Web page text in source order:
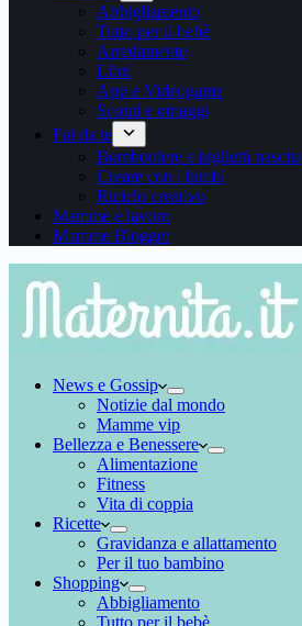
Abbigliamento
Tutto per il bebè
Arredamento
Libri
App e Videogame
Sconti e omaggi
Fai da te
Bomboniere e biglietti nascita
Creare con i bimbi
Riciclo creativo
Mamme e lavoro
Mamme Blogger
News e Gossip
Notizie dal mondo
Mamme vip
Bellezza e Benessere
Alimentazione
Fitness
Vita di coppia
Ricette
Gravidanza e allattamento
Per il tuo bambino
Shopping
Abbigliamento
Tutto per il bebè